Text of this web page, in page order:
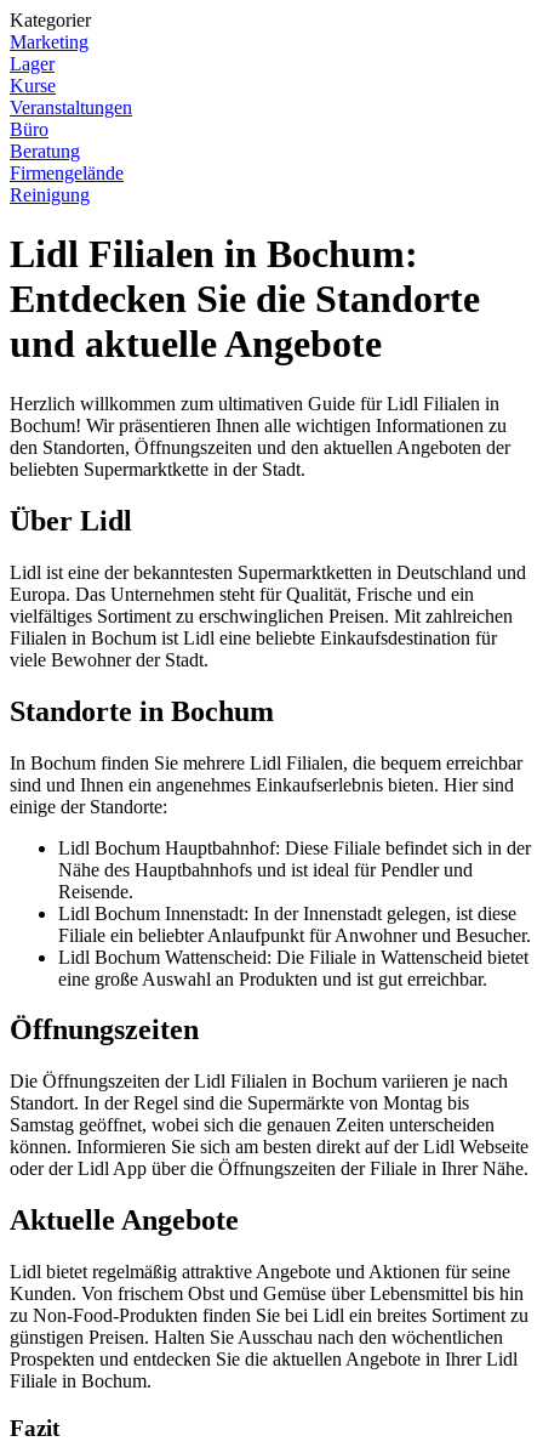
Kategorier
Marketing
Lager
Kurse
Veranstaltungen
Büro
Beratung
Firmengelände
Reinigung
Lidl Filialen in Bochum:
Entdecken Sie die Standorte
und aktuelle Angebote
Herzlich willkommen zum ultimativen Guide für Lidl Filialen in
Bochum! Wir präsentieren Ihnen alle wichtigen Informationen zu
den Standorten, Öffnungszeiten und den aktuellen Angeboten der
beliebten Supermarktkette in der Stadt.
Über Lidl
Lidl ist eine der bekanntesten Supermarktketten in Deutschland und
Europa. Das Unternehmen steht für Qualität, Frische und ein
vielfältiges Sortiment zu erschwinglichen Preisen. Mit zahlreichen
Filialen in Bochum ist Lidl eine beliebte Einkaufsdestination für
viele Bewohner der Stadt.
Standorte in Bochum
In Bochum finden Sie mehrere Lidl Filialen, die bequem erreichbar
sind und Ihnen ein angenehmes Einkaufserlebnis bieten. Hier sind
einige der Standorte:
Lidl Bochum Hauptbahnhof: Diese Filiale befindet sich in der
Nähe des Hauptbahnhofs und ist ideal für Pendler und
Reisende.
Lidl Bochum Innenstadt: In der Innenstadt gelegen, ist diese
Filiale ein beliebter Anlaufpunkt für Anwohner und Besucher.
Lidl Bochum Wattenscheid: Die Filiale in Wattenscheid bietet
eine große Auswahl an Produkten und ist gut erreichbar.
Öffnungszeiten
Die Öffnungszeiten der Lidl Filialen in Bochum variieren je nach
Standort. In der Regel sind die Supermärkte von Montag bis
Samstag geöffnet, wobei sich die genauen Zeiten unterscheiden
können. Informieren Sie sich am besten direkt auf der Lidl Webseite
oder der Lidl App über die Öffnungszeiten der Filiale in Ihrer Nähe.
Aktuelle Angebote
Lidl bietet regelmäßig attraktive Angebote und Aktionen für seine
Kunden. Von frischem Obst und Gemüse über Lebensmittel bis hin
zu Non-Food-Produkten finden Sie bei Lidl ein breites Sortiment zu
günstigen Preisen. Halten Sie Ausschau nach den wöchentlichen
Prospekten und entdecken Sie die aktuellen Angebote in Ihrer Lidl
Filiale in Bochum.
Fazit